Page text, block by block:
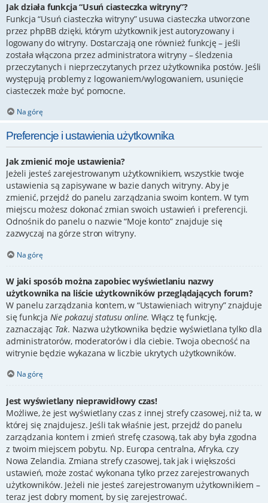
Jak działa funkcja “Usuń ciasteczka witryny”?
Funkcja “Usuń ciasteczka witryny” usuwa ciasteczka utworzone
przez phpBB dzięki, którym użytkownik jest autoryzowany i
logowany do witryny. Dostarczają one również funkcję – jeśli
została włączona przez administratora witryny – śledzenia
przeczytanych i nieprzeczytanych przez użytkownika postów. Jeśli
występują problemy z logowaniem/wylogowaniem, usunięcie
ciasteczek może być pomocne.
Na górę
Preferencje i ustawienia użytkownika
Jak zmienić moje ustawienia?
Jeżeli jesteś zarejestrowanym użytkownikiem, wszystkie twoje
ustawienia są zapisywane w bazie danych witryny. Aby je
zmienić, przejdź do panelu zarządzania swoim kontem. W tym
miejscu możesz dokonać zmian swoich ustawień i preferencji.
Odnośnik do panelu o nazwie “Moje konto” znajduje się
zazwyczaj na górze stron witryny.
Na górę
W jaki sposób można zapobiec wyświetlaniu nazwy
użytkownika na liście użytkowników przeglądających forum?
W panelu zarządzania kontem, w “Ustawieniach witryny” znajduje
się funkcja Nie pokazuj statusu online. Włącz tę funkcję,
zaznaczając Tak. Nazwa użytkownika będzie wyświetlana tylko dla
administratorów, moderatorów i dla ciebie. Twoja obecność na
witrynie będzie wykazana w liczbie ukrytych użytkowników.
Na górę
Jest wyświetlany nieprawidłowy czas!
Możliwe, że jest wyświetlany czas z innej strefy czasowej, niż ta, w
której się znajdujesz. Jeśli tak właśnie jest, przejdź do panelu
zarządzania kontem i zmień strefę czasową, tak aby była zgodna
z twoim miejscem pobytu. Np. Europa centralna, Afryka, czy
Nowa Zelandia. Zmiana strefy czasowej, tak jak i większości
ustawień, może zostać wykonana tylko przez zarejestrowanych
użytkowników. Jeżeli nie jesteś zarejestrowanym użytkownikiem –
teraz jest dobry moment, by się zarejestrować.